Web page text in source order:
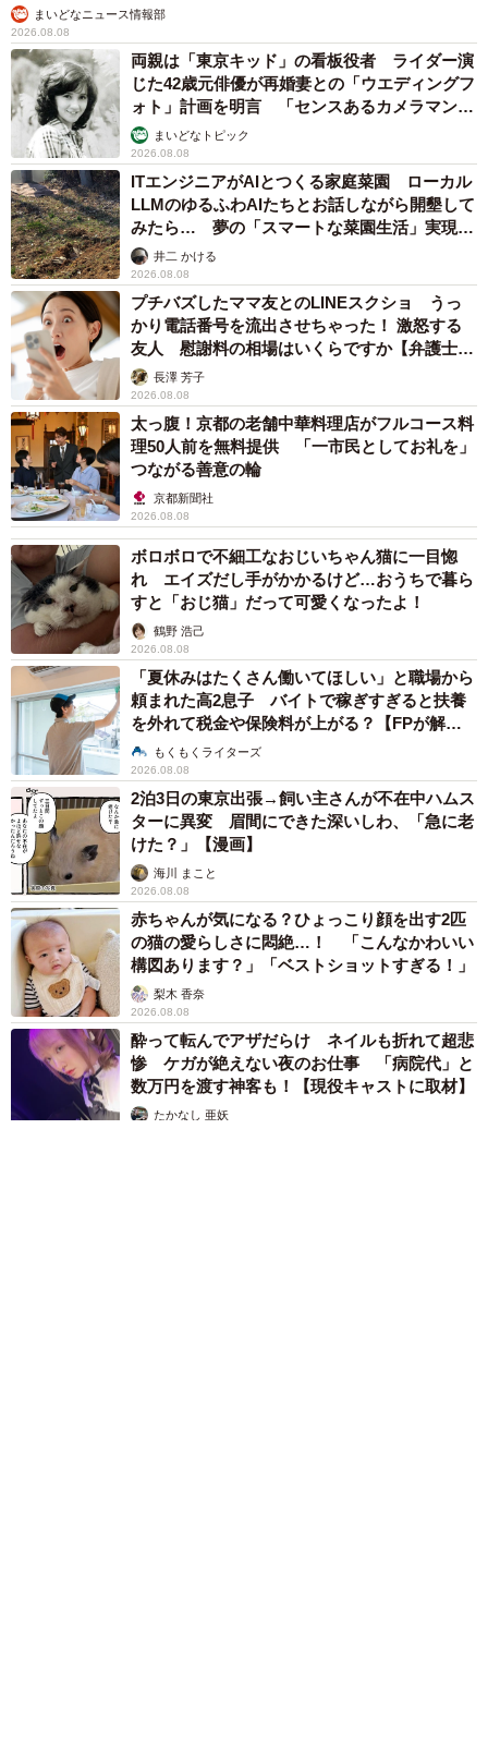
まいどなニュース情報部
2026.08.08
両親は「東京キッド」の看板役者 ライダー演
じた42歳元俳優が再婚妻との「ウエディングフ
ォト」計画を明言 「センスあるカメラマン求
む」まいどなトピック
2026.08.08
ITエンジニアがAIとつくる家庭菜園 ローカル
LLMのゆるふわAIたちとお話しながら開墾して
みたら… 夢の「スマートな菜園生活」実現な
るか井二 かける
2026.08.08
プチバズしたママ友とのLINEスクショ うっ
かり電話番号を流出させちゃった！ 激怒する
友人 慰謝料の相場はいくらですか【弁護士が
解説】長澤 芳子
2026.08.08
太っ腹！京都の老舗中華料理店がフルコース料
理50人前を無料提供 「一市民としてお礼を」
つながる善意の輪
京都新聞社
2026.08.08
ボロボロで不細工なおじいちゃん猫に一目惚
れ エイズだし手がかかるけど…おうちで暮ら
すと「おじ猫」だって可愛くなったよ！
鶴野 浩己
2026.08.08
「夏休みはたくさん働いてほしい」と職場から
頼まれた高2息子 バイトで稼ぎすぎると扶養
を外れて税金や保険料が上がる？【FPが解
説】もくもくライターズ
2026.08.08
2泊3日の東京出張→飼い主さんが不在中ハムス
ターに異変 眉間にできた深いしわ、「急に老
けた？」【漫画】
海川 まこと
2026.08.08
赤ちゃんが気になる？ひょっこり顔を出す2匹
の猫の愛らしさに悶絶…！ 「こんなかわいい
構図あります？」「ベストショットすぎる！」
梨木 香奈
2026.08.08
酔って転んでアザだらけ ネイルも折れて超悲
惨 ケガが絶えない夜のお仕事 「病院代」と
数万円を渡す神客も！【現役キャストに取材】
たかなし 亜妖